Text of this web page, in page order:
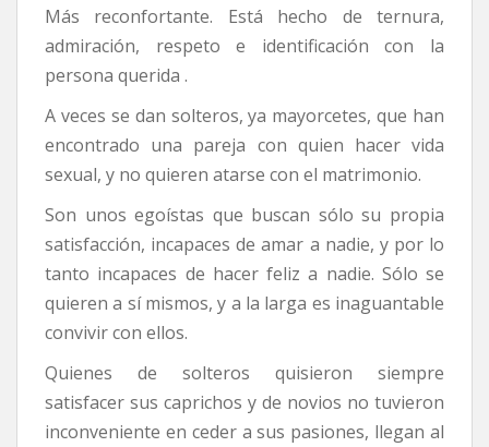
Más reconfortante. Está hecho de ternura,
admiración, respeto e identificación con la
persona querida .
A veces se dan solteros, ya mayorcetes, que han
encontrado una pareja con quien hacer vida
sexual, y no quieren atarse con el matrimonio.
Son unos egoístas que buscan sólo su propia
satisfacción, incapaces de amar a nadie, y por lo
tanto incapaces de hacer feliz a nadie. Sólo se
quieren a sí mismos, y a la larga es inaguantable
convivir con ellos.
Quienes de solteros quisieron siempre
satisfacer sus caprichos y de novios no tuvieron
inconveniente en ceder a sus pasiones, llegan al